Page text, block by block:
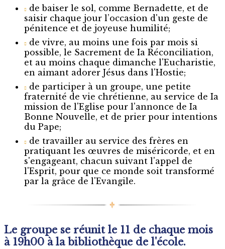
de baiser le sol, comme Bernadette, et de
saisir chaque jour l’occasion d'un geste de
pénitence et de joyeuse humilité;
de vivre, au moins une fois par mois si
possible, le Sacrement de Ia Réconciliation,
et au moins chaque dimanche l'Eucharistie,
en aimant adorer Jésus dans l'Hostie;
de participer à un groupe, une petite
fraternité de vie chrétienne, au service de Ia
mission de l'Eglise pour l'annonce de Ia
Bonne Nouvelle, et de prier pour intentions
du Pape;
de travailler au service des frères en
pratiquant les œuvres de miséricorde, et en
s'engageant, chacun suivant l'appel de
l'Esprit, pour que ce monde soit transformé
par la grâce de l'Evangile.
Le groupe se réunit le 11 de chaque mois
à 19h00 à la bibliothèque de l'école.